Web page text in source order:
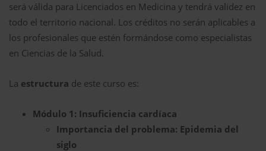
será válida para Licenciados en Medicina y tendrá validez en
todo el territorio nacional. Los créditos no serán aplicables a
los profesionales que estén formándose como especialistas
en Ciencias de la Salud.
La estructura de este curso es:
Módulo 1: Insuficiencia cardíaca
Importancia del problema: Epidemia del
siglo